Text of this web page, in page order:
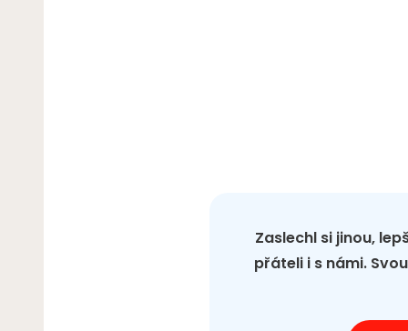
Zaslechl si jinou,
přáteli i s námi.